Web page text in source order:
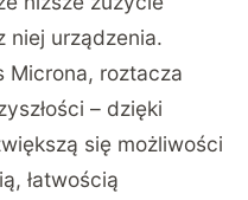
niej urządzenia.
Microna, roztacza
– dzięki
się możliwości
łatwością